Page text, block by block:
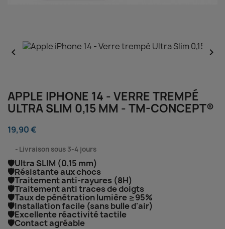
 
APPLE IPHONE 14 - VERRE TREMPÉ
ULTRA SLIM 0,15 MM - TM-CONCEPT®
19,90 €
Livraison sous 3-4 jours
🛡️Ultra SLIM (0,15 mm)
🛡️Résistante aux chocs
🛡️Traitement anti-rayures (8H)
🛡️Traitement anti traces de doigts
🛡️Taux de pénétration lumière ≥95%
🛡️Installation facile (sans bulle d'air)
🛡️Excellente réactivité tactile
🛡️Contact agréable